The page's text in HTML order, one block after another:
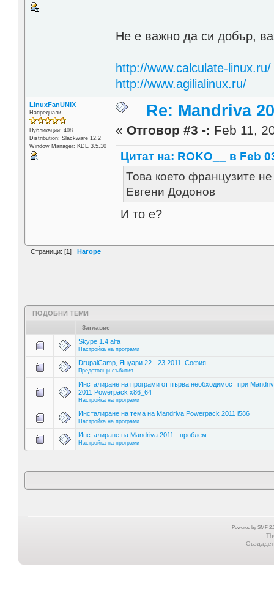
Не е важно да си добър,
http://www.calculate-linux.ru/
http://www.agilialinux.ru/
LinuxFanUNIX
Напреднали
Публикации: 408
Distribution: Slackware 12.2
Window Manager: KDE 3.5.10
Re: Mandriva
« Отговор #3 -: Feb 11,
Цитат на: ROKO__ в Feb
Това което французите
Евгени Додонов
И то е?
Страници: [1] Нагоре
ПОДОБНИ ТЕМИ
Заглавие
Skype 1.4 alfa
Настройка на програми
DrupalCamp, Януари 22 - 23 2011, София
Предстоящи събития
Инсталиране на програми от първа необходимост при
2011 Powerpack x86_64
Настройка на програми
Инсталиране на тема на Mandriva Powerpack 2011 i586
Настройка на програми
Инсталиране на Mandriva 2011 - проблем
Настройка на програми
Powered by SMF